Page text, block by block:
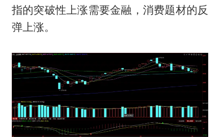
指的突破性上涨需要金融，消费题材的反
弹上涨。